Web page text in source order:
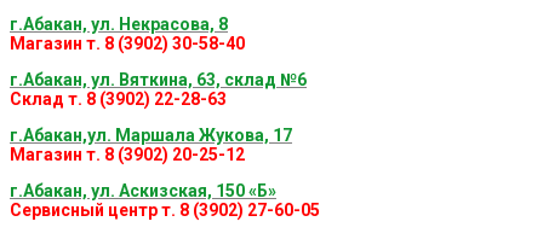
г.Абакан, ул. Некрасова, 8
Магазин т. 8 (3902) 30-58-40
г.Абакан, ул. Вяткина, 63, склад №6
Склад т. 8 (3902) 22-28-63
г.Абакан,ул. Маршала Жукова, 17
Магазин т. 8 (3902) 20-25-12
г.Абакан, ул. Аскизская, 150 «Б»
Сервисный центр т. 8 (3902) 27-60-05